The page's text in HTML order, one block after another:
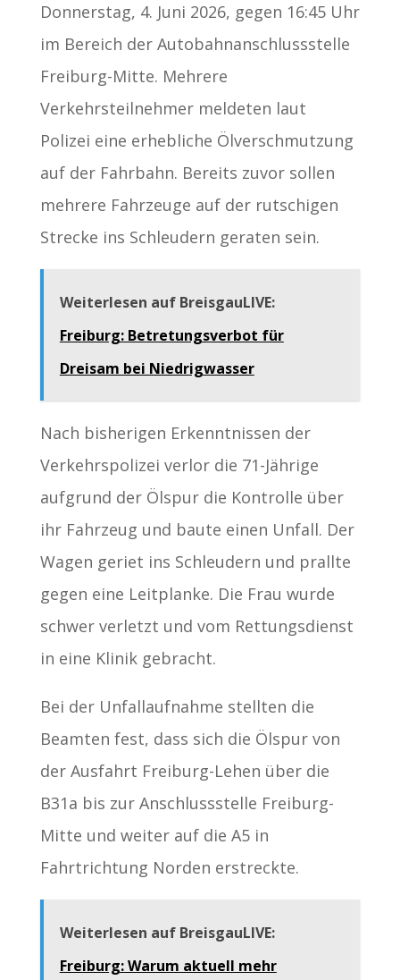
Donnerstag, 4. Juni 2026, gegen 16:45 Uhr
im Bereich der Autobahnanschlussstelle
Freiburg-Mitte. Mehrere
Verkehrsteilnehmer meldeten laut
Polizei eine erhebliche Ölverschmutzung
auf der Fahrbahn. Bereits zuvor sollen
mehrere Fahrzeuge auf der rutschigen
Strecke ins Schleudern geraten sein.
Weiterlesen auf BreisgauLIVE:
Freiburg: Betretungsverbot für
Dreisam bei Niedrigwasser
Nach bisherigen Erkenntnissen der
Verkehrspolizei verlor die 71-Jährige
aufgrund der Ölspur die Kontrolle über
ihr Fahrzeug und baute einen Unfall. Der
Wagen geriet ins Schleudern und prallte
gegen eine Leitplanke. Die Frau wurde
schwer verletzt und vom Rettungsdienst
in eine Klinik gebracht.
Bei der Unfallaufnahme stellten die
Beamten fest, dass sich die Ölspur von
der Ausfahrt Freiburg-Lehen über die
B31a bis zur Anschlussstelle Freiburg-
Mitte und weiter auf die A5 in
Fahrtrichtung Norden erstreckte.
Weiterlesen auf BreisgauLIVE:
Freiburg: Warum aktuell mehr